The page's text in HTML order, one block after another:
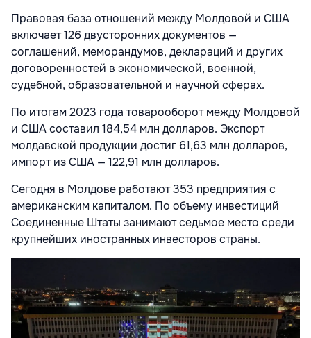
Правовая база отношений между Молдовой и США
включает 126 двусторонних документов —
соглашений, меморандумов, деклараций и других
договоренностей в экономической, военной,
судебной, образовательной и научной сферах.
По итогам 2023 года товарооборот между Молдовой
и США составил 184,54 млн долларов. Экспорт
молдавской продукции достиг 61,63 млн долларов,
импорт из США — 122,91 млн долларов.
Сегодня в Молдове работают 353 предприятия с
американским капиталом. По объему инвестиций
Соединенные Штаты занимают седьмое место среди
крупнейших иностранных инвесторов страны.